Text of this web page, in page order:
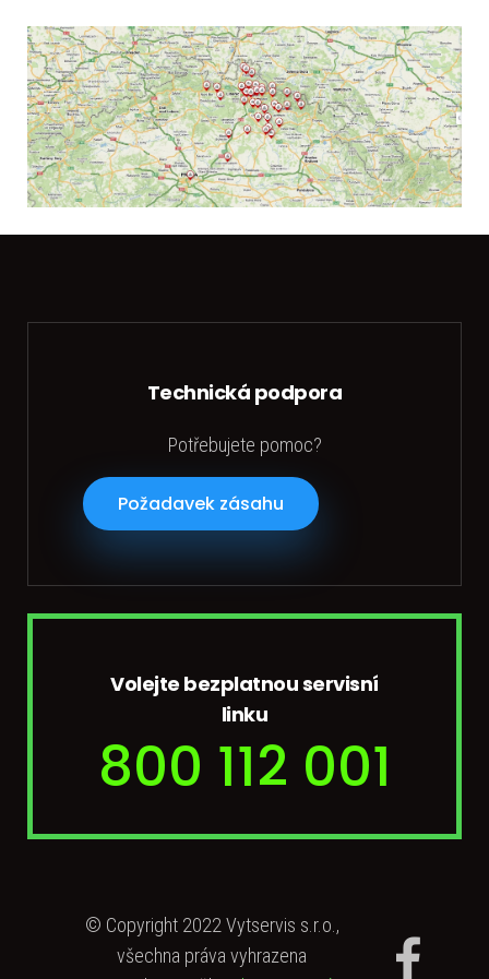
Technická podpora
Potřebujete pomoc?
Požadavek zásahu
Volejte bezplatnou servisní
linku
800 112 001
© Copyright 2022 Vytservis s.r.o.,
všechna práva vyhrazena